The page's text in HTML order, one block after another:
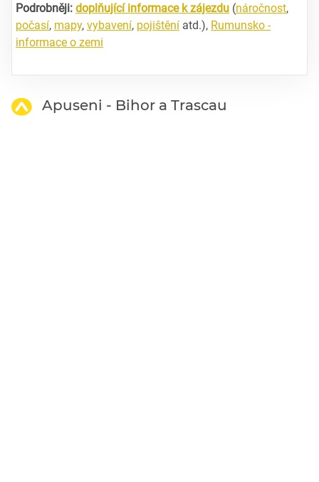
Podrobněji: doplňující informace k zájezdu (náročnost,
počasí, mapy, vybavení, pojištění atd.), Rumunsko -
informace o zemi
Apuseni - Bihor a Trascau